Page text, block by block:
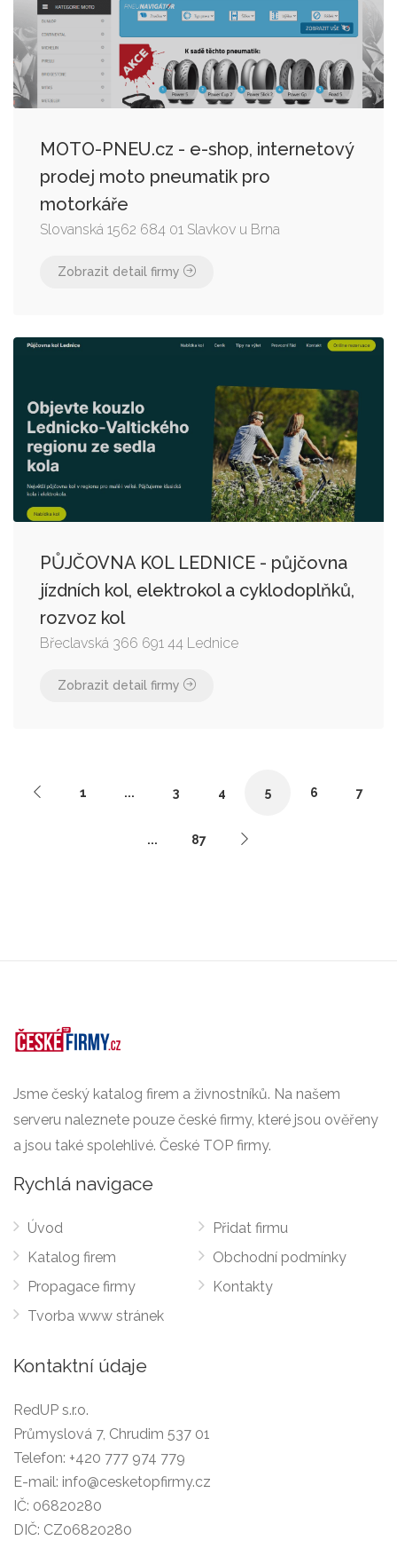
MOTO-PNEU.cz - e-shop, internetový
prodej moto pneumatik pro
motorkáře
Slovanská 1562 684 01 Slavkov u Brna
Zobrazit detail firmy
PŮJČOVNA KOL LEDNICE - půjčovna
jízdních kol, elektrokol a cyklodoplňků,
rozvoz kol
Břeclavská 366 691 44 Lednice
Zobrazit detail firmy
1 ... 3 4 5 6 7
... 87
Jsme český katalog firem a živnostníků. Na našem
serveru naleznete pouze české firmy, které jsou ověřeny
a jsou také spolehlivé. České TOP firmy.
Rychlá navigace
Úvod
Katalog firem
Propagace firmy
Tvorba www stránek
Přidat firmu
Obchodní podmínky
Kontakty
Kontaktní údaje
RedUP s.r.o.
Průmyslová 7, Chrudim 537 01
Telefon: +420 777 974 779
E-mail: info@cesketopfirmy.cz
IČ: 06820280
DIČ: CZ06820280